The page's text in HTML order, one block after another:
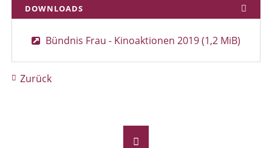
DOWNLOADS
Bündnis Frau - Kinoaktionen 2019(1,2 MiB)
Zurück